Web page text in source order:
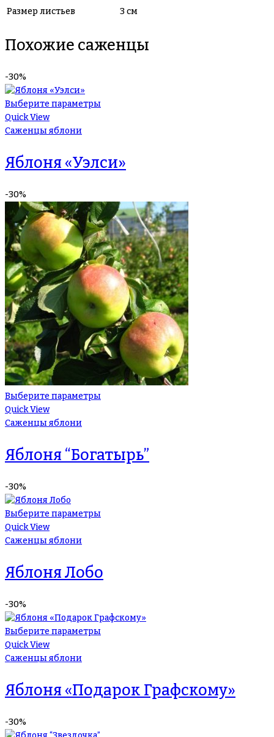
Размер листьев
3 см
Похожие саженцы
-30%
Выберите параметры
Quick View
Саженцы яблони
Яблоня «Уэлси»
-30%
Выберите параметры
Quick View
Саженцы яблони
Яблоня “Богатырь”
-30%
Выберите параметры
Quick View
Саженцы яблони
Яблоня Лобо
-30%
Выберите параметры
Quick View
Саженцы яблони
Яблоня «Подарок Графскому»
-30%